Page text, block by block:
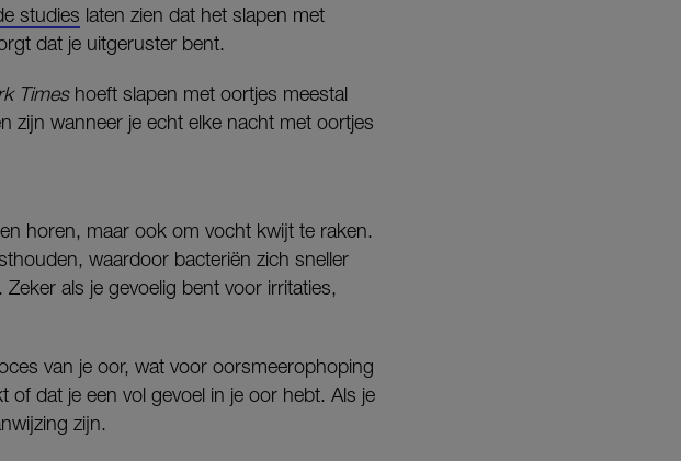
studies laten zien dat het slapen met
dat je uitgeruster bent.
Timeshoeft slapen met oortjes meestal
zijn wanneer je echt elke nacht met oortjes
horen, maar ook om vocht kwijt te raken.
waardoor bacteriën zich sneller
als je gevoelig bent voor irritaties,
van je oor, wat voor oorsmeerophoping
dat je een vol gevoel in je oor hebt. Als je
zijn.